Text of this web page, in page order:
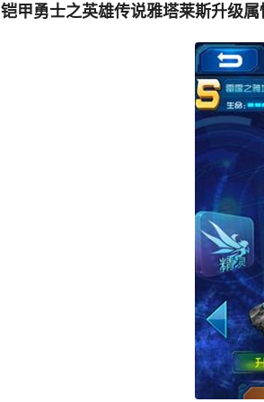
铠甲勇士之英雄传说雅塔莱斯升级